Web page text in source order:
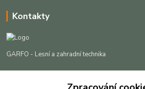
Kontakty
GARFO - Lesní a zahradní technika
+420 725 301 044